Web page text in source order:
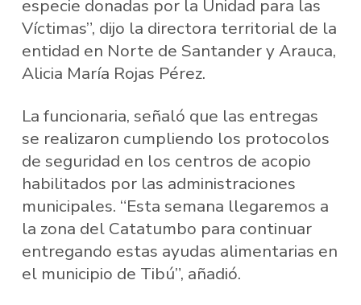
especie donadas por la Unidad para las
Víctimas”, dijo la directora territorial de la
entidad en Norte de Santander y Arauca,
Alicia María Rojas Pérez.
La funcionaria, señaló que las entregas
se realizaron cumpliendo los protocolos
de seguridad en los centros de acopio
habilitados por las administraciones
municipales. “Esta semana llegaremos a
la zona del Catatumbo para continuar
entregando estas ayudas alimentarias en
el municipio de Tibú”, añadió.